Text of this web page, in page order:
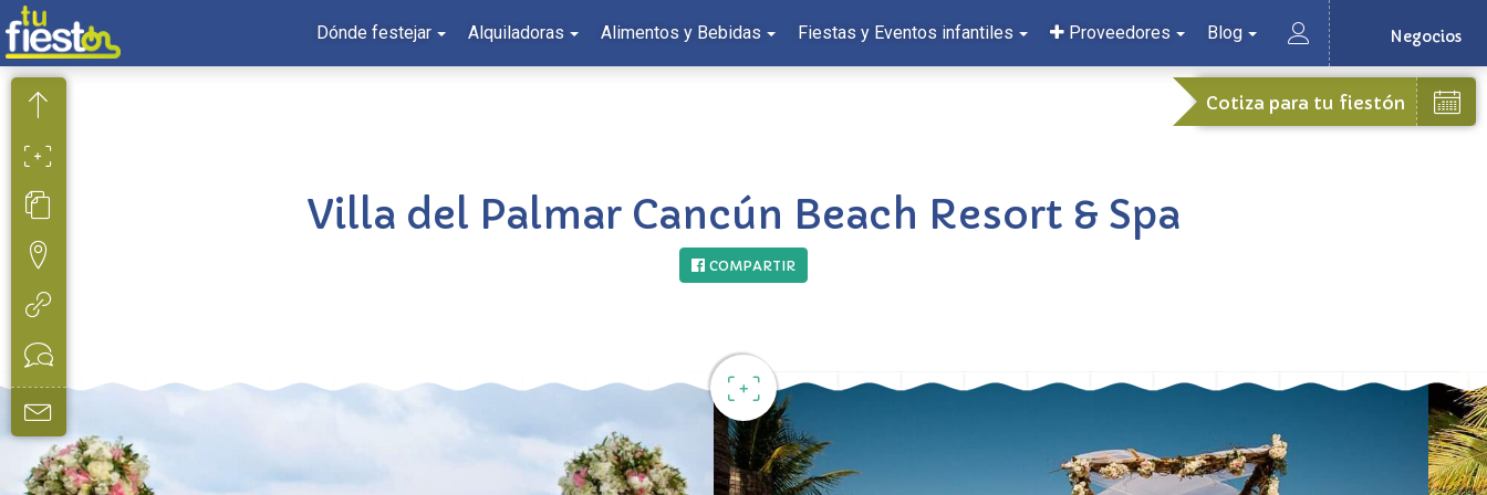
Negocios
Dónde festejar Alquiladoras Alimentos y Bebidas Fiestas y Eventos infantiles Proveedores Blog
Cotiza para tu fiestón
Villa del Palmar Cancún Beach Resort & Spa
COMPARTIR